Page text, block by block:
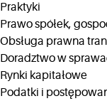
Praktyki
Prawo spółek,
Obsługa prawna
Doradztwo w
Rynki kapitałowe
Podatki i